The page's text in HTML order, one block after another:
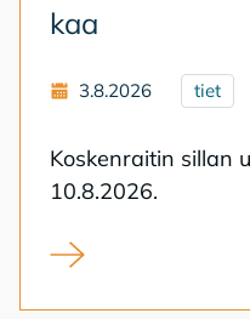
kaa
3.8.2026 tiet
Kos­ken­rai­tin sil­lan
10.8.2026.
Koskenraitin sillan